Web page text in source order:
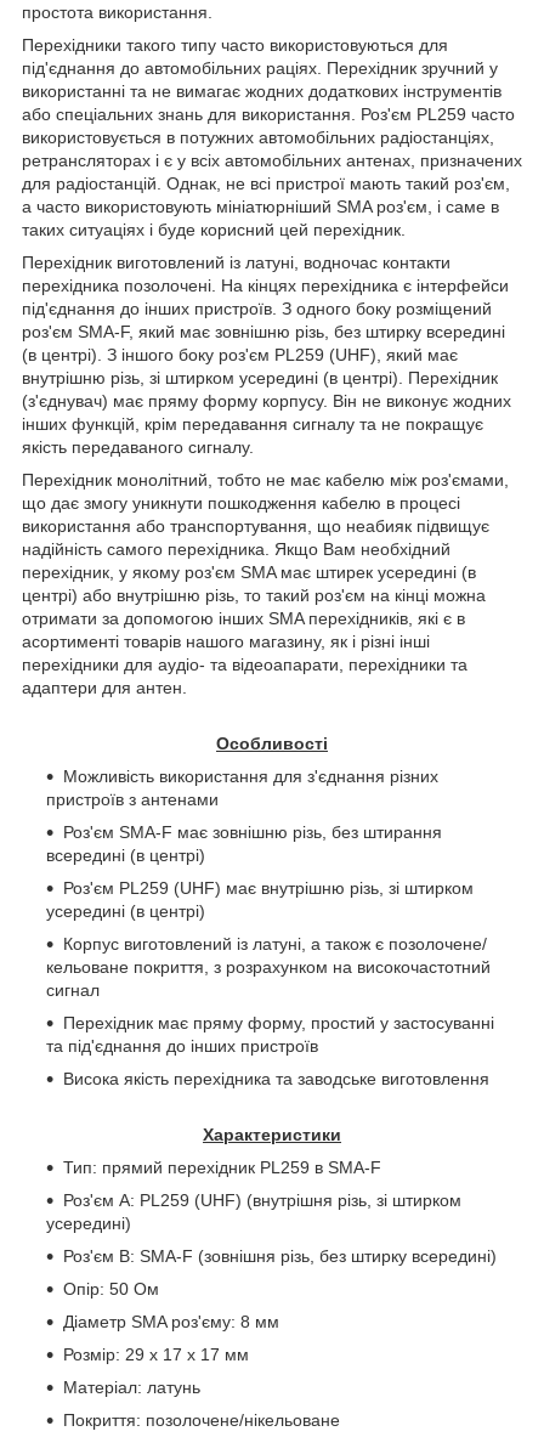
простота використання.
Перехідники такого типу часто використовуються для
під'єднання до автомобільних раціях. Перехідник зручний у
використанні та не вимагає жодних додаткових інструментів
або спеціальних знань для використання. Роз'єм PL259 часто
використовується в потужних автомобільних радіостанціях,
ретрансляторах і є у всіх автомобільних антенах, призначених
для радіостанцій. Однак, не всі пристрої мають такий роз'єм,
а часто використовують мініатюрніший SMA роз'єм, і саме в
таких ситуаціях і буде корисний цей перехідник.
Перехідник виготовлений із латуні, водночас контакти
перехідника позолочені. На кінцях перехідника є інтерфейси
під'єднання до інших пристроїв. З одного боку розміщений
роз'єм SMA-F, який має зовнішню різь, без штирку всередині
(в центрі). З іншого боку роз'єм PL259 (UHF), який має
внутрішню різь, зі штирком усередині (в центрі). Перехідник
(з'єднувач) має пряму форму корпусу. Він не виконує жодних
інших функцій, крім передавання сигналу та не покращує
якість передаваного сигналу.
Перехідник монолітний, тобто не має кабелю між роз'ємами,
що дає змогу уникнути пошкодження кабелю в процесі
використання або транспортування, що неабияк підвищує
надійність самого перехідника. Якщо Вам необхідний
перехідник, у якому роз'єм SMA має штирек усередині (в
центрі) або внутрішню різь, то такий роз'єм на кінці можна
отримати за допомогою інших SMA перехідників, які є в
асортименті товарів нашого магазину, як і різні інші
перехідники для аудіо- та відеоапарати, перехідники та
адаптери для антен.
Особливості
Можливість використання для з'єднання різних
пристроїв з антенами
Роз'єм SMA-F має зовнішню різь, без штирання
всередині (в центрі)
Роз'єм PL259 (UHF) має внутрішню різь, зі штирком
усередині (в центрі)
Корпус виготовлений із латуні, а також є позолочене/
кельоване покриття, з розрахунком на високочастотний
сигнал
Перехідник має пряму форму, простий у застосуванні
та під'єднання до інших пристроїв
Висока якість перехідника та заводське виготовлення
Характеристики
Тип: прямий перехідник PL259 в SMA-F
Роз'єм A: PL259 (UHF) (внутрішня різь, зі штирком
усередині)
Роз'єм B: SMA-F (зовнішня різь, без штирку всередині)
Опір: 50 Ом
Діаметр SMA роз'єму: 8 мм
Розмір: 29 х 17 х 17 мм
Матеріал: латунь
Покриття: позолочене/нікельоване